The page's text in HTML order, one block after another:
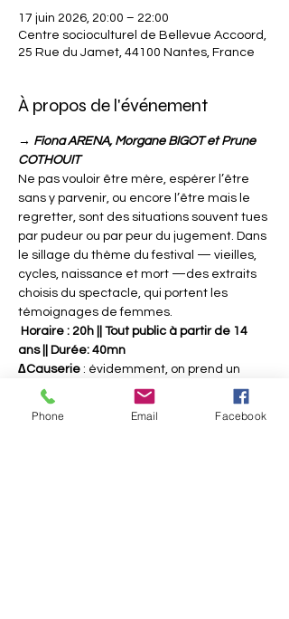
17 juin 2026, 20:00 – 22:00
Centre socioculturel de Bellevue Accoord,
25 Rue du Jamet, 44100 Nantes, France
À propos de l'événement
→ Fiona ARENA, Morgane BIGOT et Prune
COTHOUIT
Ne pas vouloir être mère, espérer l’être
sans y parvenir, ou encore l’être mais le
regretter, sont des situations souvent tues
par pudeur ou par peur du jugement. Dans
le sillage du thème du festival — vieilles,
cycles, naissance et mort —des extraits
choisis du spectacle, qui portent les
témoignages de femmes.
Horaire : 20h || Tout public à partir de 14
ans || Durée: 40mn
∆Causerie : évidemment, on prend un
temps de causerie, après. Parce que
quelques fois, ces témoignages-là
Phone Email Facebook